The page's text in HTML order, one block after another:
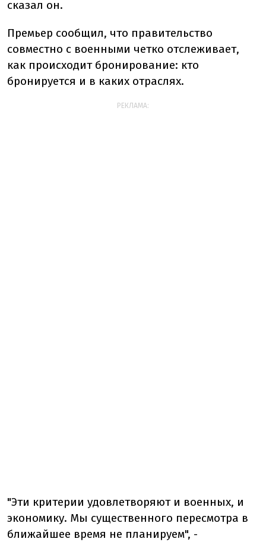
сказал он.
Премьер сообщил, что правительство
совместно с военными четко отслеживает,
как происходит бронирование: кто
бронируется и в каких отраслях.
РЕКЛАМА:
"Эти критерии удовлетворяют и военных, и
экономику. Мы существенного пересмотра в
ближайшее время не планируем", -